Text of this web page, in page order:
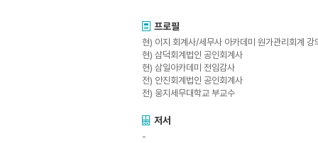
프로필
현) 이지 회계사/세무사 아카데미 원가관리회계 강
현) 삼덕회계법인 공인회계사
현) 삼일아카데미 전임감사
전) 안진회계법인 공인회계사
전) 웅지세무대학교 부교수
저서
-